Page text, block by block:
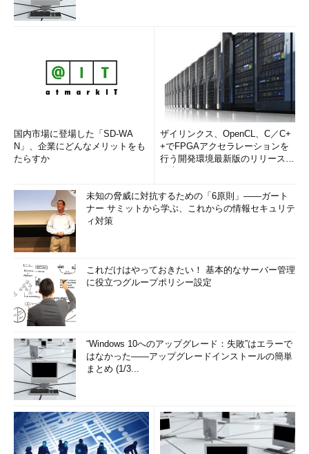
国内市場に登場した「SD-WA
N」、企業にどんなメリットをも
たらすか
ザイリンクス、OpenCL、C／C+
+でFPGAアクセラレーションを
行う開発環境最新版のリリースを
未知の脅威に対抗するための「6原則」――ガート
ナー サミットから学ぶ、これからの情報セキュリテ
ィ対策
これだけはやっておきたい！ 基本的なサーバー管理
に役立つグループポリシー設定
“Windows 10へのアップグレード：失敗”はエラーで
はなかった――アップグレードインストールの簡単
まとめ (1/3...